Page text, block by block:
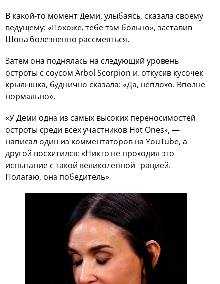
В какой-то момент Деми, улыбаясь, сказала своему
ведущему: «Похоже, тебе там больно», заставив
Шона болезненно рассмеяться.
Затем она поднялась на следующий уровень
остроты с соусом Arbol Scorpion и, откусив кусочек
крылышка, буднично сказала: «Да, неплохо. Вполне
нормально».
«У Деми одна из самых высоких переносимостей
остроты среди всех участников Hot Ones», —
написал один из комментаторов на YouTube, а
другой восхитился: «Никто не проходил это
испытание с такой великолепной грацией.
Полагаю, она победитель».